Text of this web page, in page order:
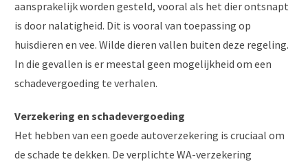
aansprakelijk worden gesteld, vooral als het dier ontsnapt
is door nalatigheid. Dit is vooral van toepassing op
huisdieren en vee. Wilde dieren vallen buiten deze regeling.
In die gevallen is er meestal geen mogelijkheid om een
schadevergoeding te verhalen.
Verzekering en schadevergoeding
Het hebben van een goede autoverzekering is cruciaal om
de schade te dekken. De verplichte WA-verzekering